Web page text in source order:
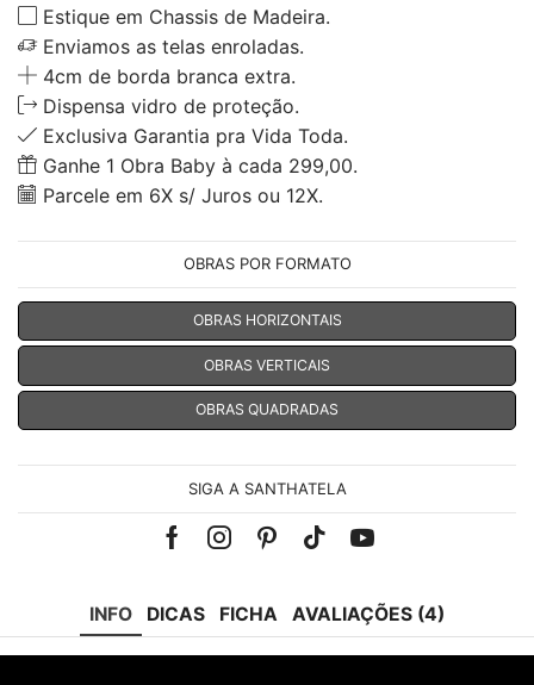
Estique em Chassis de Madeira.
Enviamos as telas enroladas.
4cm de borda branca extra.
Dispensa vidro de proteção.
Exclusiva Garantia pra Vida Toda.
Ganhe 1 Obra Baby à cada 299,00.
Parcele em 6X s/ Juros ou 12X.
OBRAS POR FORMATO
OBRAS HORIZONTAIS
OBRAS VERTICAIS
OBRAS QUADRADAS
SIGA A SANTHATELA
FacebookInstagramPinterest
Tik-Youtube
INFO DICAS FICHA AVALIAÇÕES (4)